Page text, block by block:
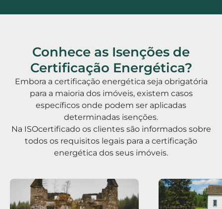
Conhece as Isenções de
Certificação Energética?
Embora a certificação energética seja obrigatória
para a maioria dos imóveis, existem casos
específicos onde podem ser aplicadas
determinadas isenções.
Na ISOcertificado os clientes são informados sobre
todos os requisitos legais para a certificação
energética dos seus imóveis.